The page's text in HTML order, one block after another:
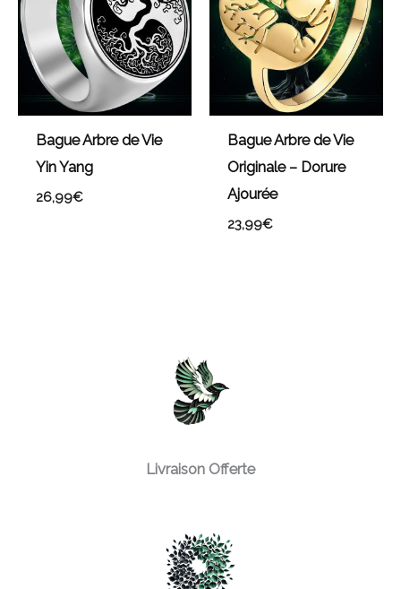
Bague Arbre de Vie
Yin Yang
26,99€
Bague Arbre de Vie
Originale – Dorure
Ajourée
23,99€
Livraison Offerte